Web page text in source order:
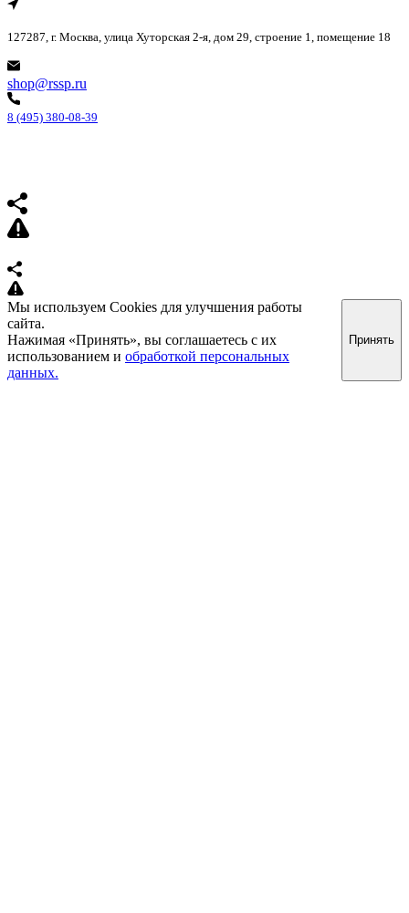
127287, г. Москва, улица Хуторская 2-я, дом 29, строение 1, помещение 18
shop@rssp.ru
8 (495) 380-08-39
Мы используем Cookies для улучшения работы
сайта.
Нажимая «Принять», вы соглашаетесь с их
использованием и обработкой персональных
данных.
Принять